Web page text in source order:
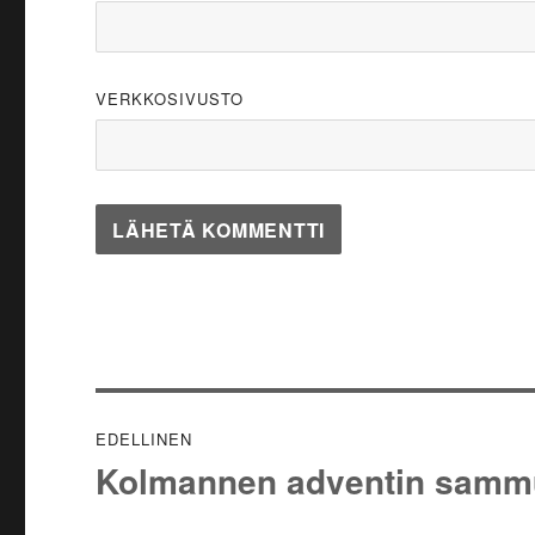
VERKKOSIVUSTO
selaus
EDELLINEN
Edellinen
Kolmannen adventin